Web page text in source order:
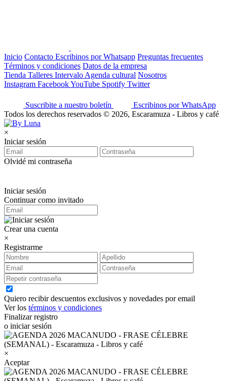
Inicio Contacto Escribinos por Whatsapp Preguntas frecuentes
Términos y condiciones Datos de la empresa
Tienda Talleres Intervalo Agenda cultural Nosotros
Instagram FacebookYouTube Spotify Twitter
Suscribite a nuestro boletín
Escribinos por WhatsApp
Todos los derechos reservados © 2026, Escaramuza - Libros y café
×
Iniciar sesión
Olvidé mi contraseña
Iniciar sesión
Continuar como invitado
Crear una cuenta
×
Registrarme
Quiero recibir descuentos exclusivos y novedades por email
Ver los términos y condiciones
Finalizar registro
o iniciar sesión
×
Aceptar